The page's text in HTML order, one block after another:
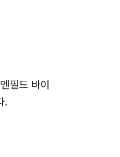
필드 바이
.